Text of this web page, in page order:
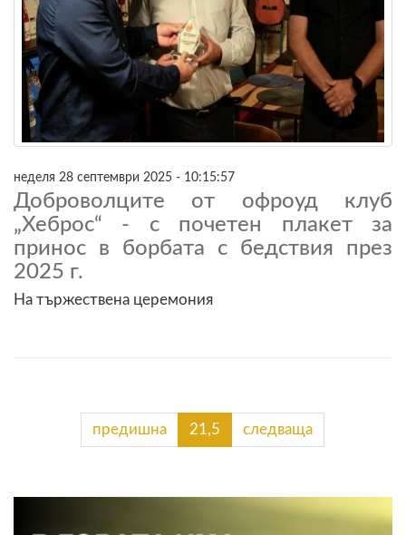
неделя 28 септември 2025 - 10:15:57
Доброволците от офроуд клуб
„Хеброс“ - с почетен плакет за
принос в борбата с бедствия през
2025 г.
На тържествена церемония
предишна 21,5 следваща